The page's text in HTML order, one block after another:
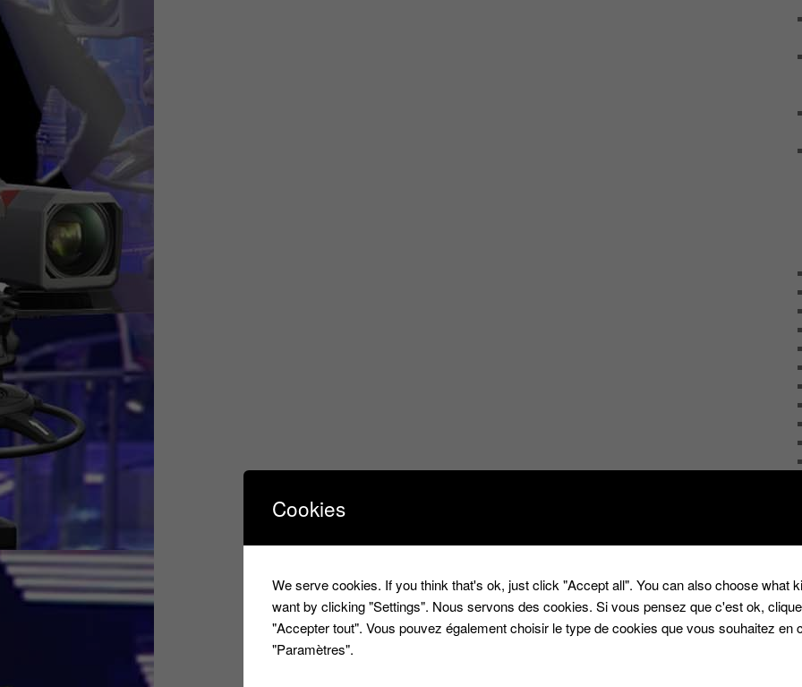
Cookies
We serve cookies. If you think that's ok, just click "Accept all". You can also choose what
want by clicking "Settings". Nous servons des cookies. Si vous pensez que c'est ok,
"Accepter tout". Vous pouvez également choisir le type de cookies que vous souhaitez en
"Paramètres".